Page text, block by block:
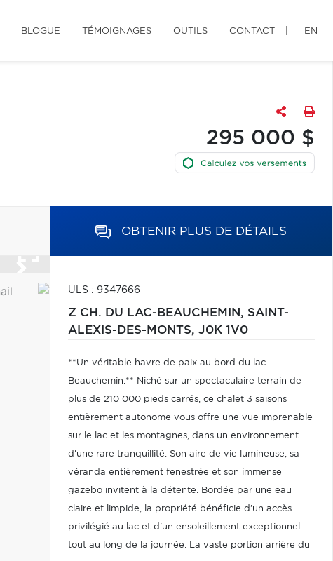
BLOGUE TÉMOIGNAGES OUTILS CONTACT EN
295 000 $
OBTENIR PLUS DE DÉTAILS
ULS : 9347666
Z CH. DU LAC-BEAUCHEMIN, SAINT-
ALEXIS-DES-MONTS, J0K 1V0
**Un véritable havre de paix au bord du lac
Beauchemin.** Niché sur un spectaculaire terrain de
plus de 210 000 pieds carrés, ce chalet 3 saisons
entièrement autonome vous offre une vue imprenable
sur le lac et les montagnes, dans un environnement
d'une rare tranquillité. Son aire de vie lumineuse, sa
véranda entièrement fenestrée et son immense
gazebo invitent à la détente. Bordée par une eau
claire et limpide, la propriété bénéficie d'un accès
privilégié au lac et d'un ensoleillement exceptionnel
tout au long de la journée. La vaste portion arrière du